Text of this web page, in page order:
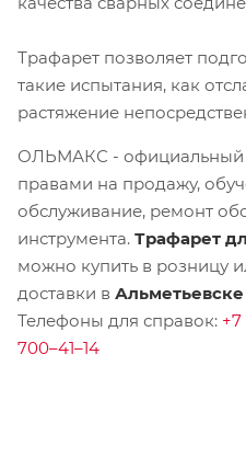
Трафарет позволяет
такие испытания, как
растяжение
ОЛЬМАКС - официальный
правами на продажу,
обслуживание, ремонт
инструмента. Трафарет
можно купить в розницу
доставки в Альметьевске
Телефоны для справок:
700–41–14